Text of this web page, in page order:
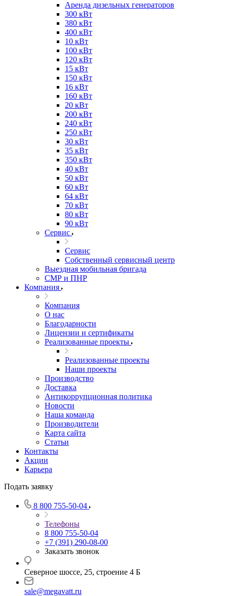
Аренда дизельных генераторов
300 кВт
380 кВт
400 кВт
10 кВт
100 кВт
120 кВт
15 кВт
150 кВт
16 кВт
160 кВт
20 кВт
200 кВт
240 кВт
250 кВт
30 кВт
35 кВт
350 кВт
40 кВт
50 кВт
60 кВт
64 кВт
70 кВт
80 кВт
90 кВт
Сервис
Сервис
Собственный сервисный центр
Выездная мобильная бригада
СМР и ПНР
Компания
Компания
О нас
Благодарности
Лицензии и сертификаты
Реализованные проекты
Реализованные проекты
Наши проекты
Производство
Доставка
Антикоррупционная политика
Новости
Наша команда
Производители
Карта сайта
Статьи
Контакты
Акции
Карьера
Подать заявку
8 800 755-50-04
Телефоны
8 800 755-50-04
+7 (391) 290-08-00
Заказать звонок
Северное шоссе, 25, строение 4 Б
sale@megavatt.ru